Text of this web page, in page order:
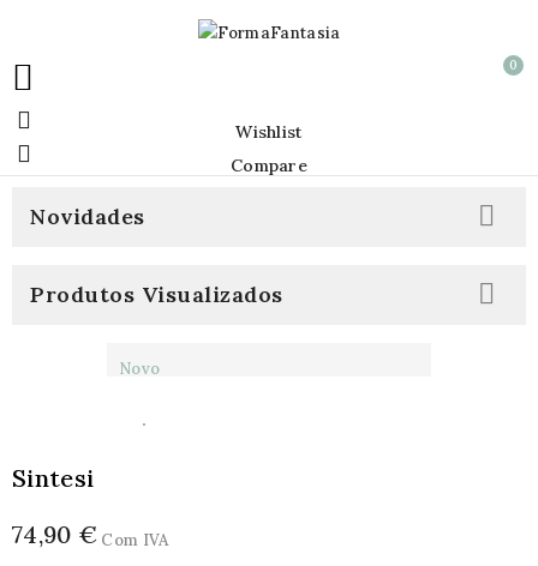
 0
 Wishlist
 Compare
Novidades 
Produtos Visualizados 
Novo
Sintesi
74,90 € Com IVA